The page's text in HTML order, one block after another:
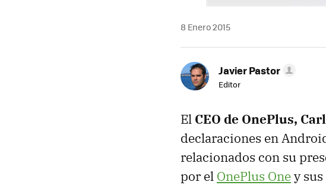
8 Enero 2015
Javier Pastor
Editor
El CEO de OnePlus,
declaraciones en
relacionados con su
por el OnePlus Oney